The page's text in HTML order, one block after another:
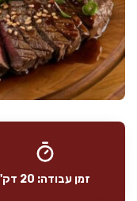
זמן עבודה: 20 דק'